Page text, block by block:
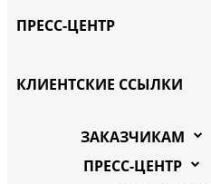
ПРЕСС-ЦЕНТР
КЛИЕНТСКИЕ ССЫЛКИ
ЗАКАЗЧИКАМ
ПРЕСС-ЦЕНТР